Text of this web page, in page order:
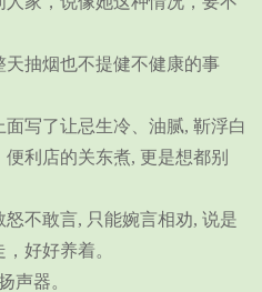
抽烟也不提健不健康的事
写了让忌生冷、油腻, 靳浮白
利店的关东煮, 更是想都别
不敢言, 只能婉言相劝, 说是
好好养着。
声器。